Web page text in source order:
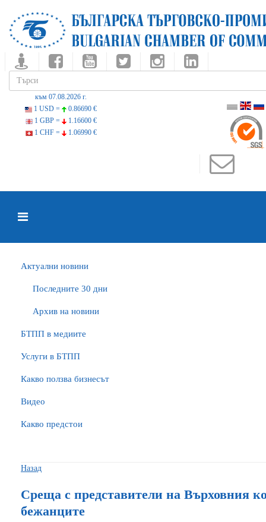
към 07.08.2026 г.
1 USD =
0.86690 €
1 GBP =
1.16600 €
1 CHF =
1.06990 €
Актуални новини
Последните 30 дни
Архив на новини
БTПП в медиите
Услуги в БТПП
Какво ползва бизнесът
Видео
Какво предстои
Назад
Среща с представители на Върховния
бежанците